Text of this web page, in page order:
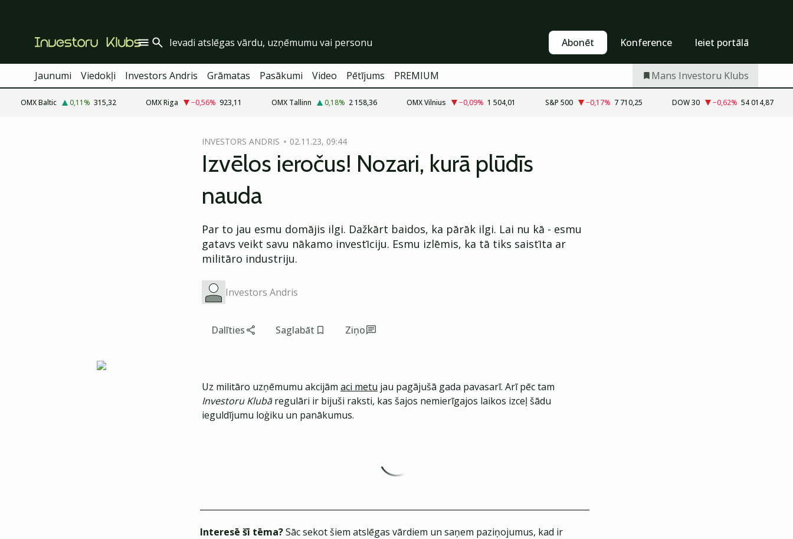
Abonēt Konference Ieiet portālā
Jaunumi Viedokļi Investors Andris Grāmatas Pasākumi Video Pētījums PREMIUM Mans Investoru Klubs
OMX Baltic 0,11% 315,32 OMX Riga −0,56% 923,11 OMX Tallinn 0,18% 2 158,36 OMX Vilnius −0,09% 1 504,01 S&P 500 −0,17% 7 710,25 DOW 30 −0,62% 54 014,87
INVESTORS ANDRIS 02.11.23, 09:44
Izvēlos ieročus! Nozari, kurā plūdīs
nauda
Par to jau esmu domājis ilgi. Dažkārt baidos, ka pārāk ilgi. Lai nu kā - esmu
gatavs veikt savu nākamo investīciju. Esmu izlēmis, ka tā tiks saistīta ar
militāro industriju.
Investors Andris
Dalīties Saglabāt Ziņo
Uz militāro uzņēmumu akcijām aci metu jau pagājušā gada pavasarī. Arī pēc tam
Investoru Klubāregulāri ir bijuši raksti, kas šajos nemierīgajos laikos izceļ šādu
ieguldījumu loģiku un panākumus.
Interesē šī tēma?Sāc sekot šiem atslēgas vārdiem un saņem paziņojumus, kad ir